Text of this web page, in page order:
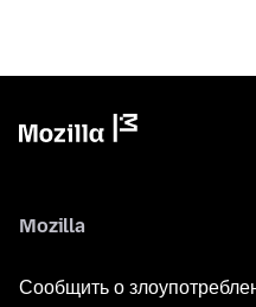
Mozilla
Сообщить о